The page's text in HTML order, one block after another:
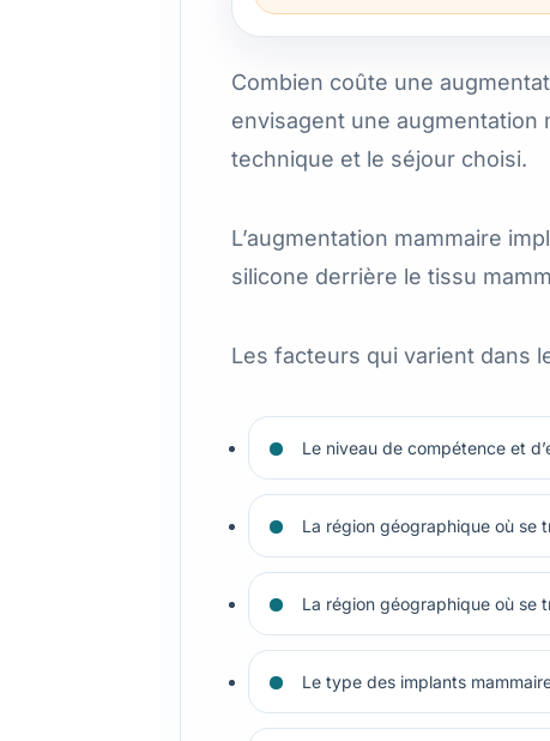
Combien coûte une
envisagent une augmentation
technique et le séjour choisi.
L’augmentation mammaire
silicone derrière le tissu
Les facteurs qui varient dans
Le niveau de compétence et
La région géographique où se
La région géographique où se
Le type des implants